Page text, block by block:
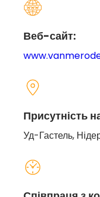
Веб-сайт:
Присутність
Уд-Гастель,